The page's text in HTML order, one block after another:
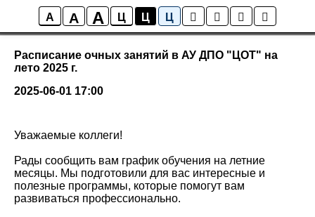
A A A Ц Ц Ц
Наши новости
Расписание очных занятий в АУ ДПО "ЦОТ" на
лето 2025 г.
2025-06-01 17:00
Уважаемые коллеги!
Рады сообщить вам график обучения на летние
месяцы. Мы подготовили для вас интересные и
полезные программы, которые помогут вам
развиваться профессионально.